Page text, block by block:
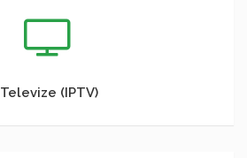
Televize (IPTV)